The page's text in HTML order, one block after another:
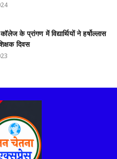
के प्रांगण में विद्यार्थियों ने हर्षोल्लास
दिवस